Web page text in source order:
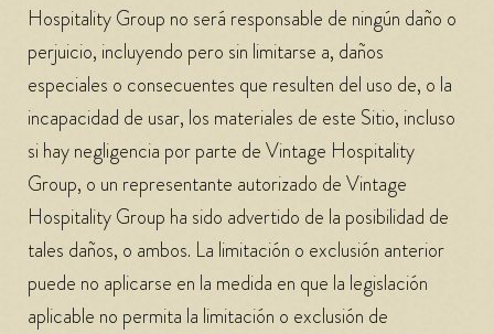
Hospitality Group no será responsable de ningún daño o
perjuicio, incluyendo pero sin limitarse a, daños
especiales o consecuentes que resulten del uso de, o la
incapacidad de usar, los materiales de este Sitio, incluso
si hay negligencia por parte de Vintage Hospitality
Group, o un representante autorizado de Vintage
Hospitality Group ha sido advertido de la posibilidad de
tales daños, o ambos. La limitación o exclusión anterior
puede no aplicarse en la medida en que la legislación
aplicable no permita la limitación o exclusión de